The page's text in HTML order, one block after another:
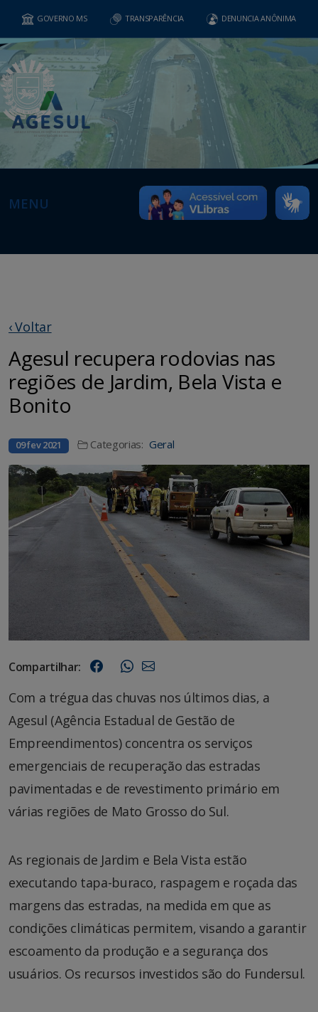
GOVERNO MS TRANSPARÊNCIA DENUNCIA ANÔNIMA
MENU
‹ Voltar
Agesul recupera rodovias nas
regiões de Jardim, Bela Vista e
Bonito
09 fev 2021 Categorias: Geral
Compartilhar:
Com a trégua das chuvas nos últimos dias, a
Agesul (Agência Estadual de Gestão de
Empreendimentos) concentra os serviços
emergenciais de recuperação das estradas
pavimentadas e de revestimento primário em
várias regiões de Mato Grosso do Sul.
As regionais de Jardim e Bela Vista estão
executando tapa-buraco, raspagem e roçada das
margens das estradas, na medida em que as
condições climáticas permitem, visando a garantir
escoamento da produção e a segurança dos
usuários. Os recursos investidos são do Fundersul.